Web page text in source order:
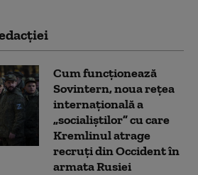
Cum funcționează
Sovintern, noua rețea
internațională a
„socialiștilor” cu care
Kremlinul atrage
recruți din Occident în
armata Rusiei